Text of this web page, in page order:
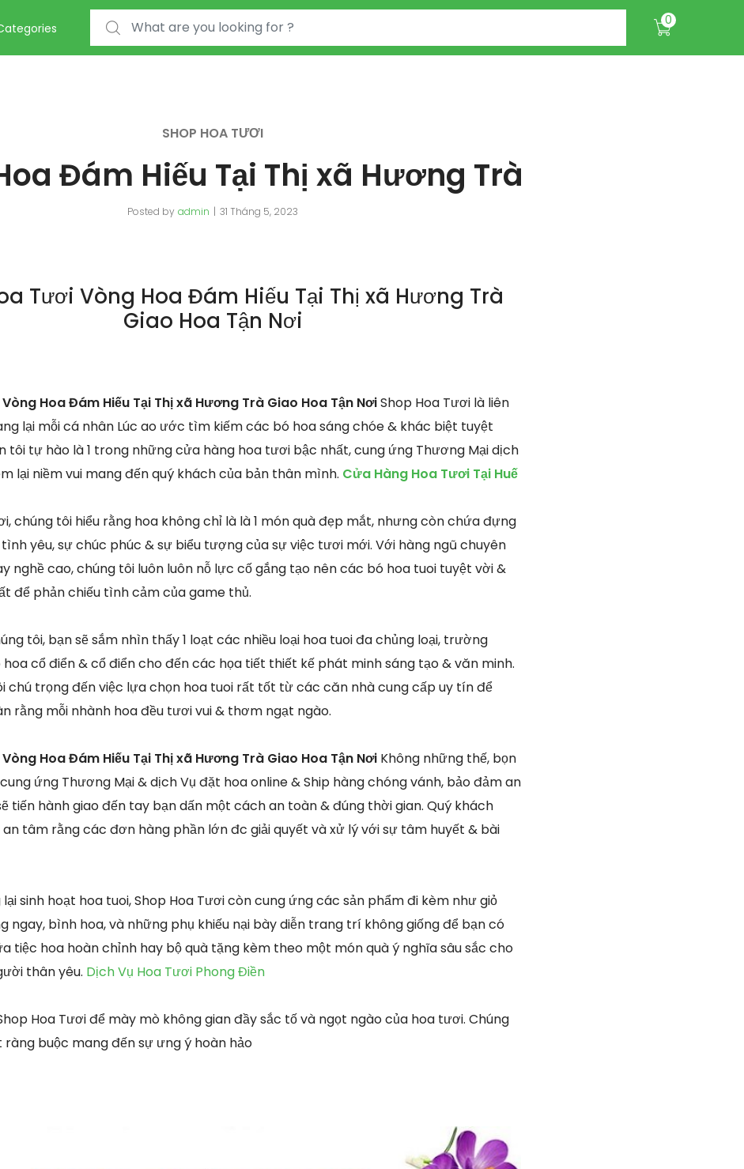
Search for: 0
SHOP HOA TƯƠI
Đám Hiếu Tại Thị xã Hương Trà
Posted by admin 31 Tháng 5, 2023
Tươi Vòng Hoa Đám Hiếu Tại Thị xã Hương Trà
Giao Hoa Tận Nơi
Hoa Đám Hiếu Tại Thị xã Hương Trà Giao Hoa Tận NơiShop Hoa Tươi là liên
lại mỗi cá nhân Lúc ao ước tìm kiếm các bó hoa sáng chóe & khác biệt tuyệt
tôi tự hào là 1 trong những cửa hàng hoa tươi bậc nhất, cung ứng Thương Mại dịch
lại niềm vui mang đến quý khách của bản thân mình. Cửa Hàng Hoa Tươi Tại Huế
chúng tôi hiểu rằng hoa không chỉ là là 1 món quà đẹp mắt, nhưng còn chứa đựng
yêu, sự chúc phúc & sự biểu tượng của sự việc tươi mới. Với hàng ngũ chuyên
nghề cao, chúng tôi luôn luôn nỗ lực cố gắng tạo nên các bó hoa tuoi tuyệt vời &
để phản chiếu tình cảm của game thủ.
tôi, bạn sẽ sắm nhìn thấy 1 loạt các nhiều loại hoa tuoi đa chủng loại, trường
cổ điển & cổ điển cho đến các họa tiết thiết kế phát minh sáng tạo & văn minh.
chú trọng đến việc lựa chọn hoa tuoi rất tốt từ các căn nhà cung cấp uy tín để
rằng mỗi nhành hoa đều tươi vui & thơm ngạt ngào.
Hoa Đám Hiếu Tại Thị xã Hương Trà Giao Hoa Tận Nơi Không những thế, bọn
ứng Thương Mại & dịch Vụ đặt hoa online & Ship hàng chóng vánh, bảo đảm an
tiến hành giao đến tay bạn dấn một cách an toàn & đúng thời gian. Quý khách
tâm rằng các đơn hàng phần lớn đc giải quyết và xử lý với sự tâm huyết & bài
sinh hoạt hoa tuoi, Shop Hoa Tươi còn cung ứng các sản phẩm đi kèm như giỏ
ngay, bình hoa, và những phụ khiếu nại bày diễn trang trí không giống để bạn có
tiệc hoa hoàn chỉnh hay bộ quà tặng kèm theo một món quà ý nghĩa sâu sắc cho
thân yêu. Dịch Vụ Hoa Tươi Phong Điền
Hoa Tươi để mày mò không gian đầy sắc tố và ngọt ngào của hoa tươi. Chúng
buộc mang đến sự ưng ý hoàn hảo